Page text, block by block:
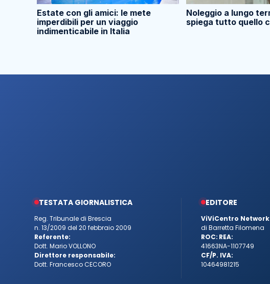
Estate con gli amici: le mete
imperdibili per un viaggio
indimenticabile in Italia
Noleggio a lungo
spiega tutto quello
TESTATA GIORNALISTICA
Reg. Tribunale di Brescia
n. 13/2009 del 20 febbraio 2009
Referente:
Dott. Mario VOLLONO
Direttore responsabile:
Dott. Francesco CECORO
EDITORE
ViViCentro Network
di Barretta Filomena
ROC:
41663
REA:
NA-1107749
CF/P. IVA:
10464981215